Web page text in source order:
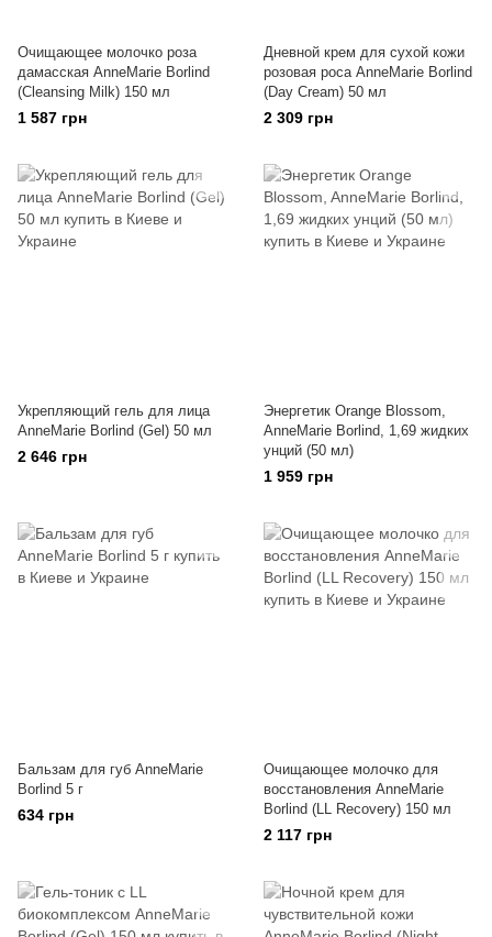
Очищающее молочко роза
дамасская AnneMarie Borlind
(Cleansing Milk) 150 мл
1 587 грн
Дневной крем для сухой кожи
розовая роса AnneMarie Borlind
(Day Cream) 50 мл
2 309 грн
Укрепляющий гель для лица
AnneMarie Borlind (Gel) 50 мл
2 646 грн
Энергетик Orange Blossom,
AnneMarie Borlind, 1,69 жидких
унций (50 мл)
1 959 грн
Бальзам для губ AnneMarie
Borlind 5 г
634 грн
Очищающее молочко для
восстановления AnneMarie
Borlind (LL Recovery) 150 мл
2 117 грн